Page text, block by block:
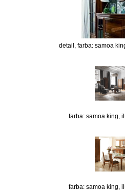
detail, farba: samoa
farba: samoa king,
farba: samoa king,